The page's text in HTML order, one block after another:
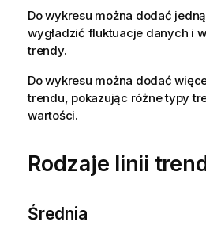
Do wykresu można dodać
wygładzić fluktuacje danych i
trendy.
Do wykresu można dodać
trendu, pokazując różne typy
wartości.
Rodzaje linii
Średnia